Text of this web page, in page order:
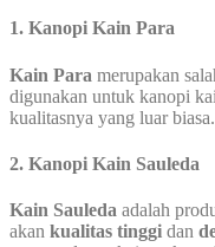
1. Kanopi Kain Para
Kain Para merupakan
digunakan untuk kanopi
kualitasnya yang luar biasa.
2. Kanopi Kain Sauleda
Kain Sauleda adalah
akan kualitas tinggi dan